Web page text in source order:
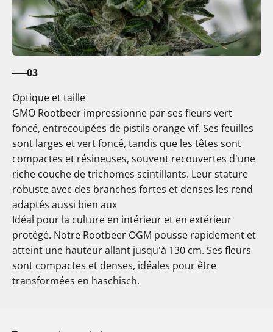
03
Optique et taille
GMO Rootbeer impressionne par ses fleurs vert
foncé, entrecoupées de pistils orange vif. Ses feuilles
sont larges et vert foncé, tandis que les têtes sont
compactes et résineuses, souvent recouvertes d'une
riche couche de trichomes scintillants. Leur stature
robuste avec des branches fortes et denses les rend
adaptés aussi bien aux
Idéal pour la culture en intérieur et en extérieur
protégé. Notre Rootbeer OGM pousse rapidement et
atteint une hauteur allant jusqu'à 130 cm. Ses fleurs
sont compactes et denses, idéales pour être
transformées en haschisch.